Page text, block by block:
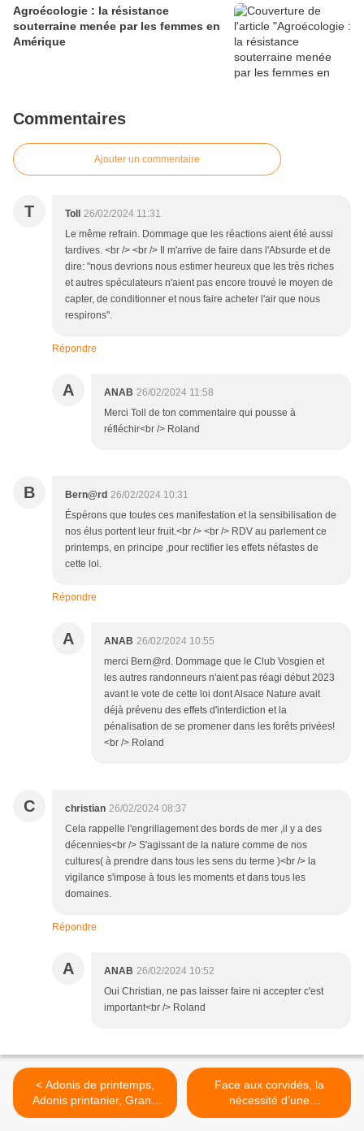
Agroécologie : la résistance
souterraine menée par les femmes en
Amérique
Commentaires
Ajouter un commentaire
T Toll 26/02/2024 11:31
Le même refrain. Dommage que les réactions aient été aussi
tardives. <br /> <br /> Il m'arrive de faire dans l'Absurde et de
dire: "nous devrions nous estimer heureux que les très riches
et autres spéculateurs n'aient pas encore trouvé le moyen de
capter, de conditionner et nous faire acheter l'air que nous
respirons".
Répondre
A ANAB 26/02/2024 11:58
Merci Toll de ton commentaire qui pousse à
réfléchir<br /> Roland
B Bern@rd 26/02/2024 10:31
Éspérons que toutes ces manifestation et la sensibilisation de
nos élus portent leur fruit.<br /> <br /> RDV au parlement ce
printemps, en principe ,pour rectifier les effets néfastes de
cette loi.
Répondre
A ANAB 26/02/2024 10:55
merci Bern@rd. Dommage que le Club Vosgien et
les autres randonneurs n'aient pas réagi début 2023
avant le vote de cette loi dont Alsace Nature avait
déjà prévenu des effets d'interdiction et la
pénalisation de se promener dans les forêts privées!
<br /> Roland
C christian 26/02/2024 08:37
Cela rappelle l'engrillagement des bords de mer ,il y a des
décennies<br /> S'agissant de la nature comme de nos
cultures( à prendre dans tous les sens du terme )<br /> la
vigilance s'impose à tous les moments et dans tous les
domaines.
Répondre
A ANAB 26/02/2024 10:52
Oui Christian, ne pas laisser faire ni accepter c'est
important<br /> Roland
< Adonis de printemps,
Adonis printanier, Grand
œil-de-bœuf, Œil-de-bœuf
Face aux corvidés, la
nécessité d’une
coordination plus que rurale